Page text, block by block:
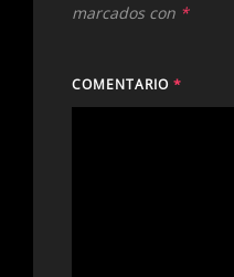
marcados con *
COMENTARIO *